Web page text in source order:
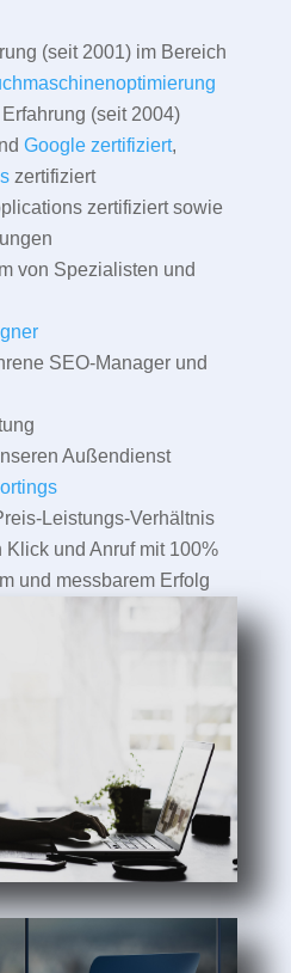
(seit 2001) im Bereich
(seit 2004)
Google zertifiziert,
zertifiziert
zertifiziert sowie
von Spezialisten und
SEO-Manager und
Außendienst
Leistungs-Verhältnis
und Anruf mit 100%
und messbarem Erfolg